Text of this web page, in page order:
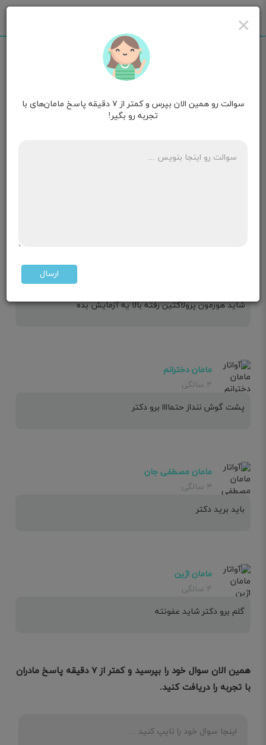
مامان امیر ۴ سالگی
شیر اومده داخل سینه هام ، و خیلی اذیتم میکنه ، باید
شاید هورمون پرولاکتین رفته بالا یه آزمایش بده
مامان دخترانم
۴ سالگی
پشت گوش ننداز حتماااا برو دکتر
مامان مصطفی جان
۴ سالگی
باید برید دکتر
مامان اژین
۴ سالگی
گلم برو دکتر شاید عفونته
همین الان سوال خود را بپرسید و کمتر از ۷ دقیقه پاسخ مادران
با تجربه را دریافت کنید.
×
سوالت رو همین الان بپرس و کمتر از ۷ دقیقه پاسخ مامان‌های با
تجربه رو بگیر!
ارسال